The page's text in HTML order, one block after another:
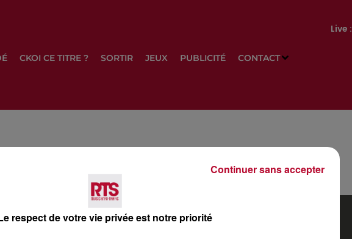
CKOI CE TITRE ? SORTIR JEUX PUBLICITÉ CONTACT
Live :
respect de votre vie privée est notre priorité
Continuer sans accepter